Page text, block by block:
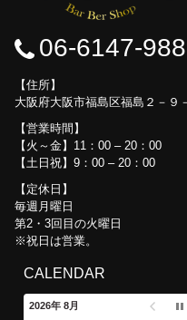
06-6147-
住所
大阪府大阪市福島区福島２－９
営業時間
【火～金】11：00 – 20：00
【土日祝】9：00 – 20：00
定休日
毎週月曜日
第2・3回目の火曜日
※祝日は営業。
CALENDAR
2026年 8月